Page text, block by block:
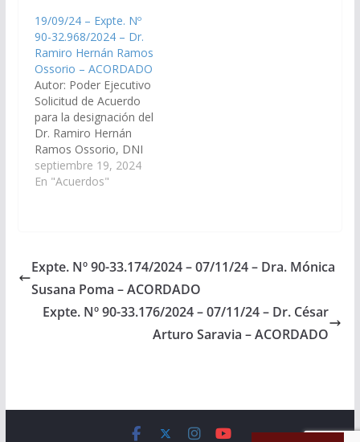
N° 2 del Distrito
Judicial Orán. (Expte. Nº
90-34.447/2026, a la
Comisión de Justicia,
Acuerdos y
Designaciones).
19/09/24 – Expte. Nº
90-32.968/2024 – Dr.
Ramiro Hernán Ramos
Ossorio – ACORDADO
Autor: Poder Ejecutivo
Solicitud de Acuerdo
para la designación del
Dr. Ramiro Hernán
Ramos Ossorio, DNI
N° 27.455.479, en el
cargo de Fiscal de
Acuerdos y
Designaciones).
Acordado, el
17/10/2024.
septiembre 19, 2024
En "Acuerdos"
Expte. Nº 90-33.174/2024 – 07/11/24 – Dra. Mónica
Susana Poma – ACORDADO
Expte. Nº 90-33.176/2024 – 07/11/24 – Dr. César
Arturo Saravia – ACORDADO